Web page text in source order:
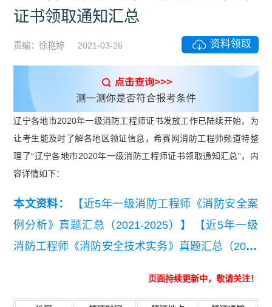
证书领取通知汇总
责编：徐艳婷 2021-03-26 资料领取
辽宁各地市2020年一级消防工程师证书发放工作已陆续开始，为
让考生能及时了解各地区领证信息，希赛网消防工程师频道特整
理了“辽宁各地市2020年一级消防工程师证书领取通知汇总”，内
容详情如下：
本文资料：
【近5年一级消防工程师《消防安全案
例分析》真题汇总（2021-2025）】
【近5年一级
消防工程师《消防安全技术实务》真题汇总（2021
页面持续更新中，敬请关注！